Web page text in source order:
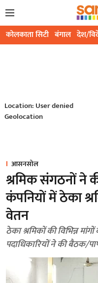
कोलकाता सिटी बंगाल देश/
Location: User denied
Geolocation
आसनसोल
श्रमिक संगठनों ने
कंपनियों में ठेका
वेतन
ठेका श्रमिकों की विभिन्न
पदाधिकारियों ने की बैठक/